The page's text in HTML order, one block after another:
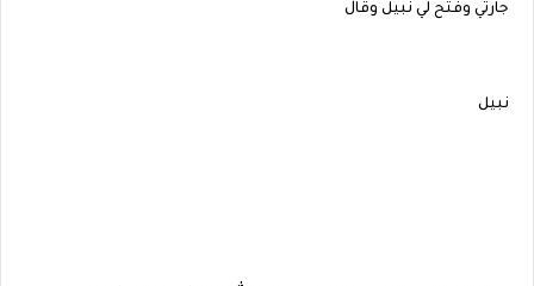
جارتي وفتح لي نبيل وقال
نبيل